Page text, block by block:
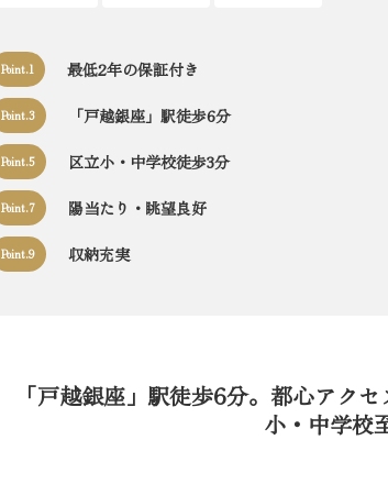
Point.1 最低2年の保証付き
Point.3 「戸越銀座」駅徒歩6分
Point.5 区立小・中学校徒歩3分
Point.7 陽当たり・眺望良好
Point.9 収納充実
「戸越銀座」駅徒歩6分。都心アク
小・中学校